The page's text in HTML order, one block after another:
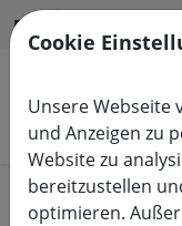
DE
Produkte suchen
Start Leuchtdeko
Cookie
Unsere Webseite
und Anzeigen zu
Website zu
bereitzustellen
optimieren.